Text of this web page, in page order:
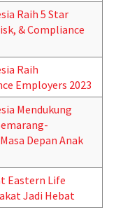
Raih 5 Star
& Compliance
Raih
Employers 2023
Mendukung
Depan Anak
Eastern Life
Jadi Hebat